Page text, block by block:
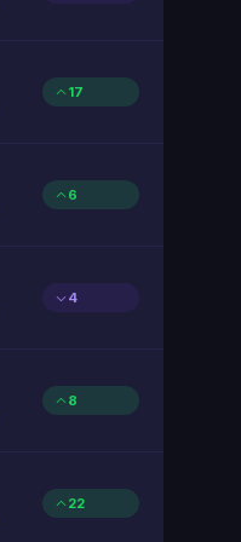
17
6
4
8
22